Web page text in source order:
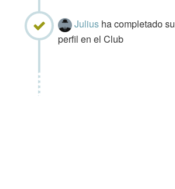
Julius ha completado su
perfil en el Club